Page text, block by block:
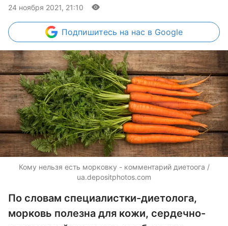
24 ноября 2021, 21:10
Подпишитесь на нас в Google
Кому нельзя есть морковку - комментарий диетоога /
ua.depositphotos.com
По словам специалистки-диетолога,
морковь полезна для кожи, сердечно-